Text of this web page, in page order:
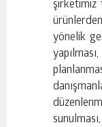
şirketimiz
yönelik